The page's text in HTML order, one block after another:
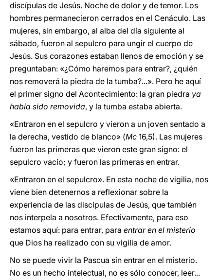
discípulas de Jesús. Noche de dolor y de temor. Los
hombres permanecieron cerrados en el Cenáculo. Las
mujeres, sin embargo, al alba del día siguiente al
sábado, fueron al sepulcro para ungir el cuerpo de
Jesús. Sus corazones estaban llenos de emoción y se
preguntaban: «¿Cómo haremos para entrar?, ¿quién
nos removerá la piedra de la tumba?...». Pero he aquí
el primer signo del Acontecimiento: la gran piedra ya
había sido removida, y la tumba estaba abierta.
«Entraron en el sepulcro y vieron a un joven sentado a
la derecha, vestido de blanco» (Mc 16,5). Las mujeres
fueron las primeras que vieron este gran signo: el
sepulcro vacío; y fueron las primeras en entrar.
«Entraron en el sepulcro». En esta noche de vigilia, nos
viene bien detenernos a reflexionar sobre la
experiencia de las discípulas de Jesús, que también
nos interpela a nosotros. Efectivamente, para eso
estamos aquí: para entrar, para entrar en el misterio
que Dios ha realizado con su vigilia de amor.
No se puede vivir la Pascua sin entrar en el misterio.
No es un hecho intelectual, no es sólo conocer, leer...